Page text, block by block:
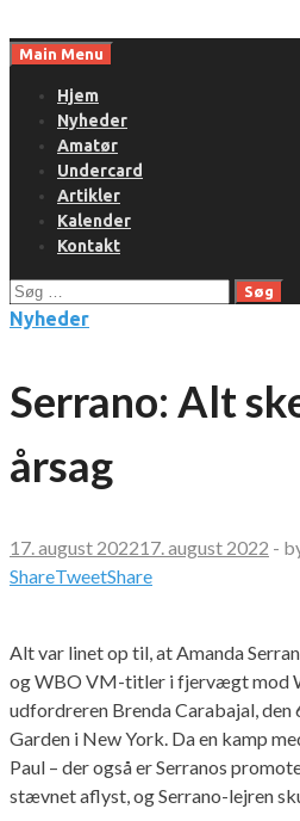
toMain Menu
Hjem
Nyheder
Amatør
Undercard
Artikler
Kalender
Kontakt
Søg
efter:
Nyheder
Serrano: Alt
årsag
17. august 202217. august 2022 -
ShareTweetShare
Alt var linet op til, at Amanda
og WBO VM-titler i fjervægt mod
udfordreren Brenda Carabajal, den
Garden i New York. Da en kamp
Paul – der også er Serranos
stævnet aflyst, og Serrano-lejren